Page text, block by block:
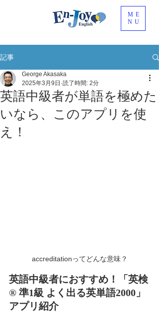
ME
NU
記事
英語中級者が単語を極めた
いなら、このアプリを使
え！
George Akasaka
2025年3月9日 読了時間: 2分
accreditationってどんな意味？
英語中級者におすすめ！「英検
® 準1級 よく出る英単語2000」
アプリ紹介